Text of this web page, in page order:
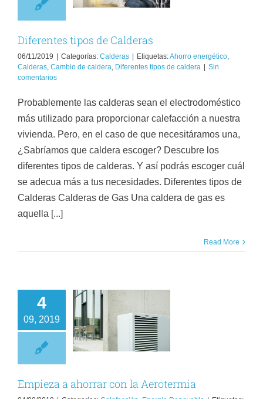
Calderas
Diferentes tipos de Calderas
06/11/2019 Categorías: Calderas Etiquetas:Ahorro energético,
Calderas, Cambio de caldera, Diferentes tipos de caldera
Sin
comentarios
Probablemente las calderas sean el electrodoméstico
más utilizado para proporcionar calefacción a nuestra
vivienda. Pero, en el caso de que necesitáramos una,
¿Sabríamos que caldera escoger? Descubre los
diferentes tipos de calderas. Y así podrás escoger cuál
se adecua más a tus necesidades. Diferentes tipos de
Calderas Calderas de Gas Una caldera de gas es
aquella [...]
Read More
4
09, 2019
a ahorrar
la Aerotermia
Energía
Renovable
Empieza a ahorrar con la Aerotermia